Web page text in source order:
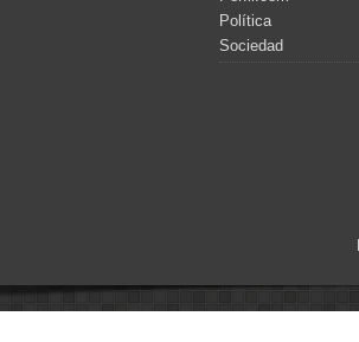
Política
Sociedad